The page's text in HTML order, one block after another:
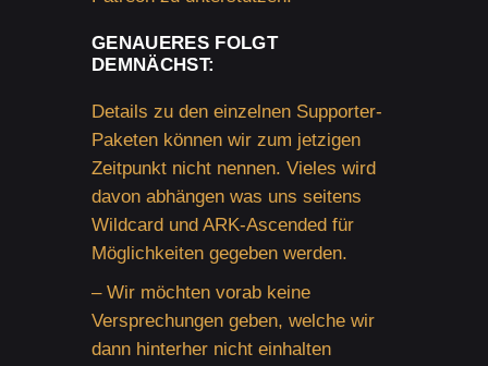
GENAUERES FOLGT
DEMNÄCHST:
Details zu den einzelnen Supporter-
Paketen können wir zum jetzigen
Zeitpunkt nicht nennen. Vieles wird
davon abhängen was uns seitens
Wildcard und ARK-Ascended für
Möglichkeiten gegeben werden.
– Wir möchten vorab keine
Versprechungen geben, welche wir
dann hinterher nicht einhalten